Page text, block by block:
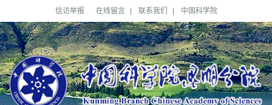
信访举报 在线留言 联系我们 中国科学院